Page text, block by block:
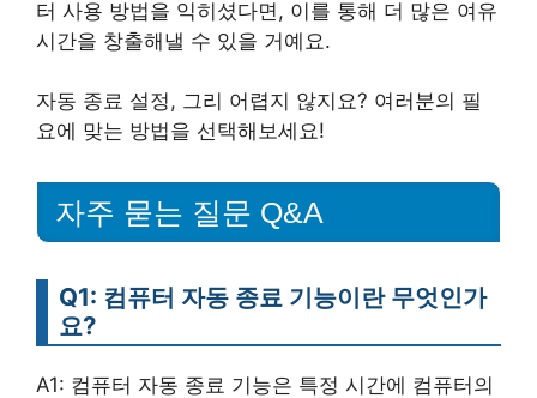
터 사용 방법을 익히셨다면, 이를 통해 더 많은 여유
시간을 창출해낼 수 있을 거예요.
자동 종료 설정, 그리 어렵지 않지요? 여러분의 필
요에 맞는 방법을 선택해보세요!
자주 묻는 질문 Q&A
Q1: 컴퓨터 자동 종료 기능이란 무엇인가
요?
A1: 컴퓨터 자동 종료 기능은 특정 시간에 컴퓨터의